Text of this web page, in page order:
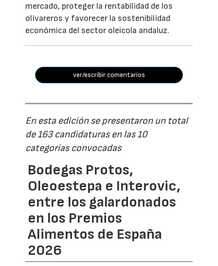
mercado, proteger la rentabilidad de los
olivareros y favorecer la sostenibilidad
económica del sector oleícola andaluz.
ver/escribir comentarios
En esta edición se presentaron un total
de 163 candidaturas en las 10
categorías convocadas
Bodegas Protos,
Oleoestepa e Interovic,
entre los galardonados
en los Premios
Alimentos de España
2026